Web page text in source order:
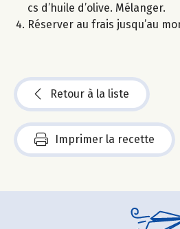
cs d’huile d’olive. Mélanger.
Réserver au frais jusqu’au
Retour à la liste
Imprimer la recette